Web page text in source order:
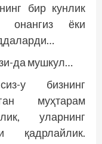
бир кунлик
онангиз ёки
да мушкул…
у бизнинг
муҳтарам
уларнинг
қадрлайлик.